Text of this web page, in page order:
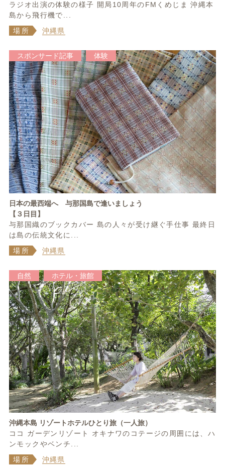
ラジオ出演の体験の様子 開局10周年のFMくめじま 沖縄本
島から飛行機で...
場所
沖縄県
スポンサード記事 体験
日本の最西端へ 与那国島で逢いましょう
【３日目】
与那国織のブックカバー 島の人々が受け継ぐ手仕事 最終日
は島の伝統文化に...
場所
沖縄県
自然 ホテル・旅館
沖縄本島 リゾートホテルひとり旅（一人旅）
ココ ガーデンリゾート オキナワのコテージの周囲には、ハ
ンモックやベンチ...
場所
沖縄県